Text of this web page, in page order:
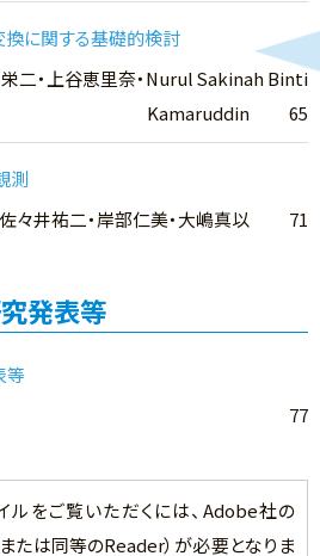
に関する基礎的検討
二・上谷恵里奈・Nurul Sakinah Binti
Kamaruddin 65
測
佐々井祐二・岸部仁美・大嶋真以 71
発表等
等
77
ルをご覧いただくには、Adobe社の
たは同等のReader）が必要となりま